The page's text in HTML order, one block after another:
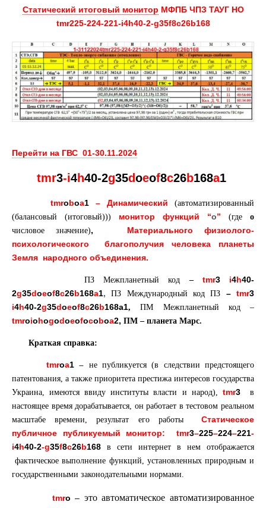
Статический итоговый монитор МФПБ ЧПЗ ТАУГ НО
tmr225-224-221-i4h40-2-g35f8c26b168
Перейти на ГВС 01-30.11.2024
tmr3-i4h40-2g35doeof8c26b168a1
tmroboa1 – Динамический
(автоматизированный
(балансовый (итоговый))) монитор функций “o” (где о
числовое значение),
Материального физиолого-
психологического благополучия человека планеты
Земля народного объединения.
ПЗ Межпланетный код – tmr3i4h40-
2g35doeof8c26b168a1,ПЗ Международный код ПЗ –tmr3
i4h40-2g35doeof8c26b168a1,ПМ Межпланетный код –
tmroiohogodoeofocoboa2, ПМ – планета Марс.
Краткая справка:
tmroa1 – не публикуется (в следствии предстоящего
патентования, а также приоритета престижа интересов государства
Украина, имеются ввиду институты власти и народ),
tmr3
в
настоящее время дорабатывается, он работает в тестовом реальном
масштабе времени, результат его работы
Статическое
публичное публикуемый монитор:
tmr3–225–224–221-
i4h40-2-g35f8c26b168
в сети интернет в нем отображается
фактическое выполнение функций, установленных природным и
государственными законодательными нормами.
tmro – это автоматическое автоматизированное